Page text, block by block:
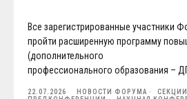
Все зарегистрированные участники
пройти расширенную программу
(дополнительного
профессионального образования –
22.07.2026 НОВОСТИ ФОРУМА
СЕКЦИИ